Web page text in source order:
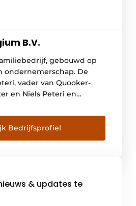
B.V.
gebouwd op
ondernemerschap. De
vader van Quooker-
en Niels Peteri en
De Quooker was de
ter wereld.
het
reservoir, de alles-
Fusion en Flex en de
Bedrijfsprofiel
& updates te